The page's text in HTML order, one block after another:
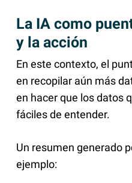
La IA como
y la acción
En este contexto, el
en recopilar aún más
en hacer que los datos
fáciles de entender.
Un resumen generado
ejemplo: